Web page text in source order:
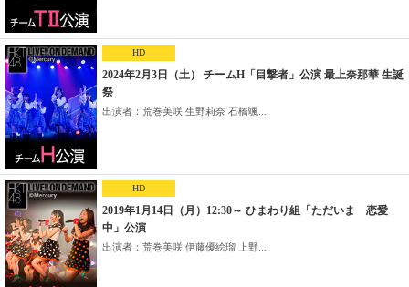
HD
2024年2月3日（土） チームH「目撃者」公演 最上奈那華 生誕
祭
出演者：荒巻美咲 生野莉奈 石橋颯...
HD
2019年1月14日（月）12:30～ ひまわり組「ただいま 恋愛
中」公演
出演者：荒巻美咲 伊藤優絵瑠 上野...